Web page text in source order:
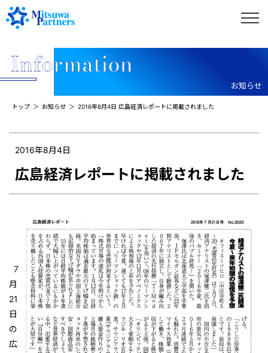
お知らせ
トップ お知らせ 2016年8月4日 広島経済レポートに掲載されました
2016年8月4日
広島経済レポートに掲載されました
7
月
21
日
の
広